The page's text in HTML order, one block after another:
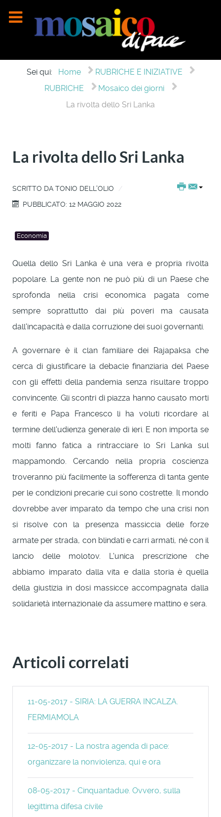
Sei qui: Home
RUBRICHE E INIZIATIVE
RUBRICHE
Mosaico dei giorni
La rivolta dello Sri Lanka
La rivolta dello Sri Lanka
SCRITTO DA TONIO DELL'OLIO
PUBBLICATO: 12 MAGGIO 2022
Economia
Quella dello Sri Lanka è una vera e propria rivolta
popolare. La gente non ne può più di un Paese che
sprofonda nella crisi economica pagata come
sempre soprattutto dai più poveri ma causata
dall'incapacità e dalla corruzione dei suoi governanti.
A governare è il clan familiare dei Rajapaksa che
cerca di giustificare la debacle finanziaria del Paese
con gli effetti della pandemia senza risultare troppo
convincente. Gli scontri di piazza hanno causato morti
e feriti e Papa Francesco li ha voluti ricordare al
termine dell'udienza generale di ieri. E non importa se
molti fanno fatica a rintracciare lo Sri Lanka sul
mappamondo. Cercando nella propria coscienza
troveranno più facilmente la sofferenza di tanta gente
per le condizioni precarie cui sono costrette. Il mondo
dovrebbe aver imparato da tempo che una crisi non
si risolve con la presenza massiccia delle forze
armate per strada, con blindati e carri armati, né con il
lancio delle molotov. L'unica prescrizione che
abbiamo imparato dalla vita e dalla storia è quella
della giustizia in dosi massicce accompagnata dalla
solidarietà internazionale da assumere mattino e sera.
Articoli correlati
11-05-2017 - SIRIA: LA GUERRA INCALZA.
FERMIAMOLA
12-05-2017 - La nostra agenda di pace:
organizzare la nonviolenza, qui e ora
08-05-2017 - Cinquantadue. Ovvero, sulla
legittima difesa civile